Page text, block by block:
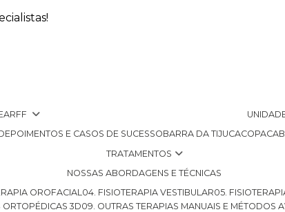
DEPOIMENTOS E CASOS DE SUCESSO
BARRA DA TIJUCA
TRATAMENTOS
NOSSAS ABORDAGENS E TÉCNICAS
OROFACIAL 04. FISIOTERAPIA VESTIBULAR 05.
ORTOPÉDICAS 3D
09. OUTRAS TERAPIAS MANUAIS E MÉTODOS